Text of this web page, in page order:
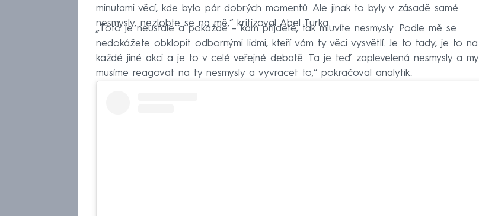
minutami věcí, kde bylo pár dobrých momentů. Ale jinak to byly v zásadě samé
nesmysly, nezlobte se na mě,“ kritizoval Abel Turka.
„Toto je neustále a pokaždé – kam přijdete, tak mluvíte nesmysly. Podle mě se
nedokážete obklopit odbornými lidmi, kteří vám ty věci vysvětlí. Je to tady, je to na
každé jiné akci a je to v celé veřejné debatě. Ta je teď zaplevelená nesmysly a my
musíme reagovat na ty nesmysly a vyvracet to,“ pokračoval analytik.